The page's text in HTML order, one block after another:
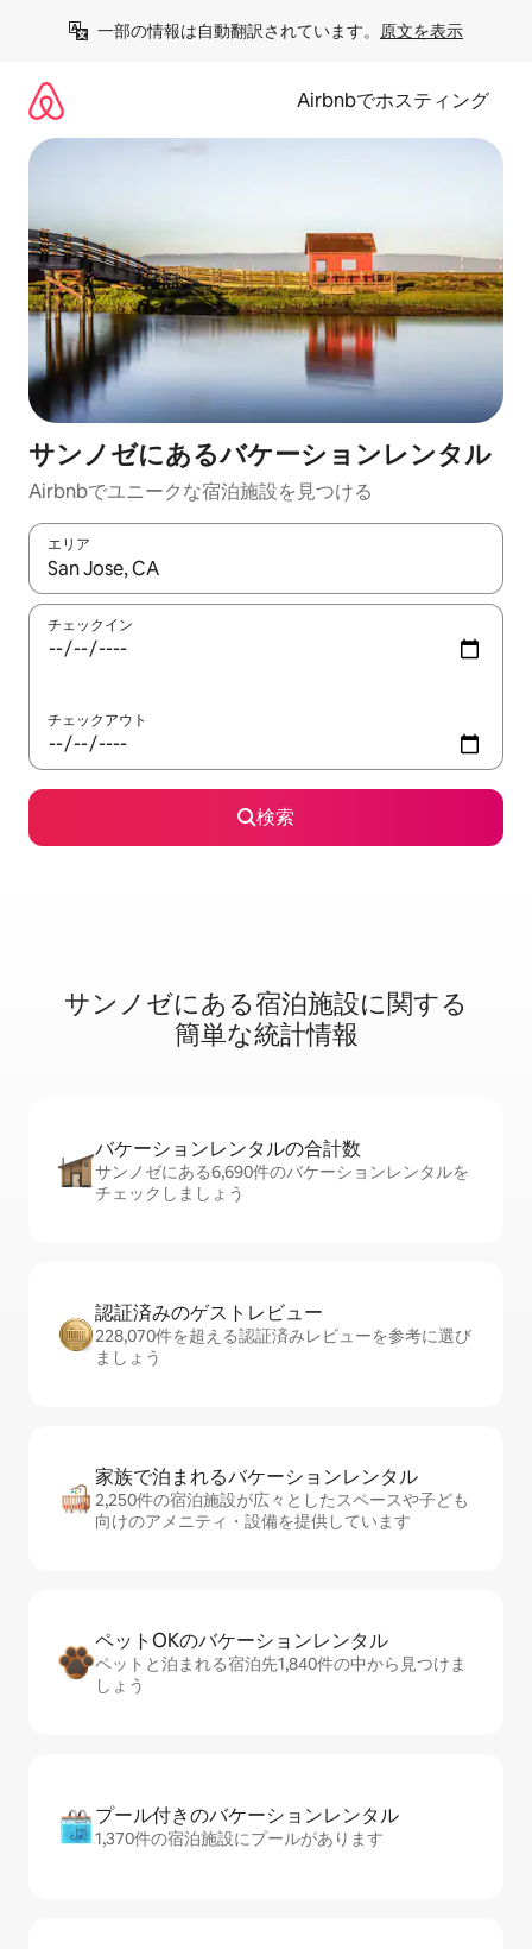
一部の情報は自動翻訳されています。 原文を表示
Airbnbでホスティング
サンノゼにあるバケーションレンタル
Airbnbでユニークな宿泊施設を見つける
エリア
検索結果が表示されたら、上下の矢印キーを使って移動するか
チェックイン
チェックアウト
検索
サンノゼに⁠あ⁠る宿⁠泊⁠施⁠設⁠に関⁠す⁠る
簡⁠単⁠な統⁠計⁠情⁠報
バケーションレ⁠ン⁠タ⁠ル⁠の合⁠計⁠数
サンノゼにある6,690件のバケーションレンタルを
チェックしましょう
認証済みのゲ⁠ス⁠ト⁠レ⁠ビ⁠ュ⁠ー
228,070件を超える認証済みレビューを参考に選び
ましょう
家族で泊まれるバ⁠ケ⁠ー⁠シ⁠ョ⁠ンレ⁠ン⁠タ⁠ル
2,250件の宿泊施設が広々としたスペースや子ども
向けのアメニティ・設備を提供しています
ペットOKのバ⁠ケ⁠ー⁠シ⁠ョ⁠ンレ⁠ン⁠タ⁠ル
ペットと泊まれる宿泊先1,840件の中から見つけま
しょう
プール付きのバ⁠ケ⁠ー⁠シ⁠ョ⁠ンレ⁠ン⁠タ⁠ル
1,370件の宿泊施設にプールがあります